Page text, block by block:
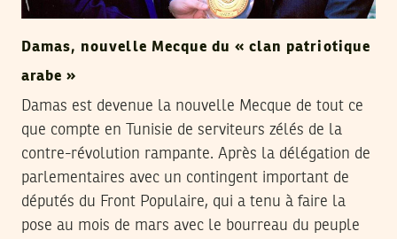
Damas, nouvelle Mecque du « clan patriotique
arabe »
Damas est devenue la nouvelle Mecque de tout ce
que compte en Tunisie de serviteurs zélés de la
contre-révolution rampante. Après la délégation de
parlementaires avec un contingent important de
députés du Front Populaire, qui a tenu à faire la
pose au mois de mars avec le bourreau du peuple